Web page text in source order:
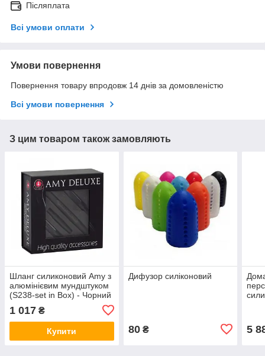
Післяплата
Всі умови оплати
Умови повернення
Повернення товару впродовж 14 днів за домовленістю
Всі умови повернення
З цим товаром також замовляють
Шланг силиконовий Amy з
алюмінієвим мундштуком
(S238-set in Box) - Чорний
1 017 ₴
Купити
Дифузор силіконовий
80₴ 5